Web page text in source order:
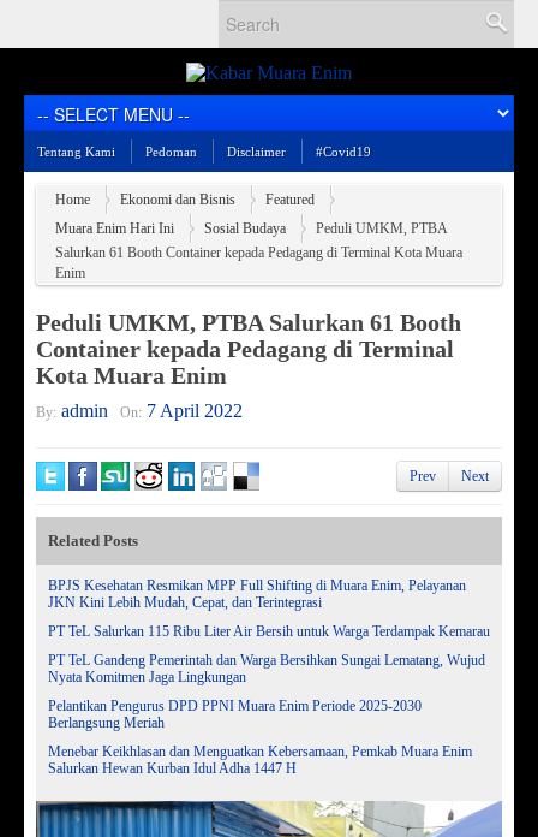
Tentang Kami Pedoman Disclaimer #Covid19
Home Ekonomi dan Bisnis
Featured
Muara Enim Hari Ini
Sosial Budaya
Peduli UMKM, PTBA
Salurkan 61 Booth Container kepada Pedagang di Terminal Kota Muara
Enim
Peduli UMKM, PTBA Salurkan 61 Booth
Container kepada Pedagang di Terminal
Kota Muara Enim
By: admin On: 7 April 2022
Prev Next
Related Posts
BPJS Kesehatan Resmikan MPP Full Shifting di Muara Enim, Pelayanan
JKN Kini Lebih Mudah, Cepat, dan Terintegrasi
PT TeL Salurkan 115 Ribu Liter Air Bersih untuk Warga Terdampak Kemarau
PT TeL Gandeng Pemerintah dan Warga Bersihkan Sungai Lematang, Wujud
Nyata Komitmen Jaga Lingkungan
Pelantikan Pengurus DPD PPNI Muara Enim Periode 2025-2030
Berlangsung Meriah
Menebar Keikhlasan dan Menguatkan Kebersamaan, Pemkab Muara Enim
Salurkan Hewan Kurban Idul Adha 1447 H